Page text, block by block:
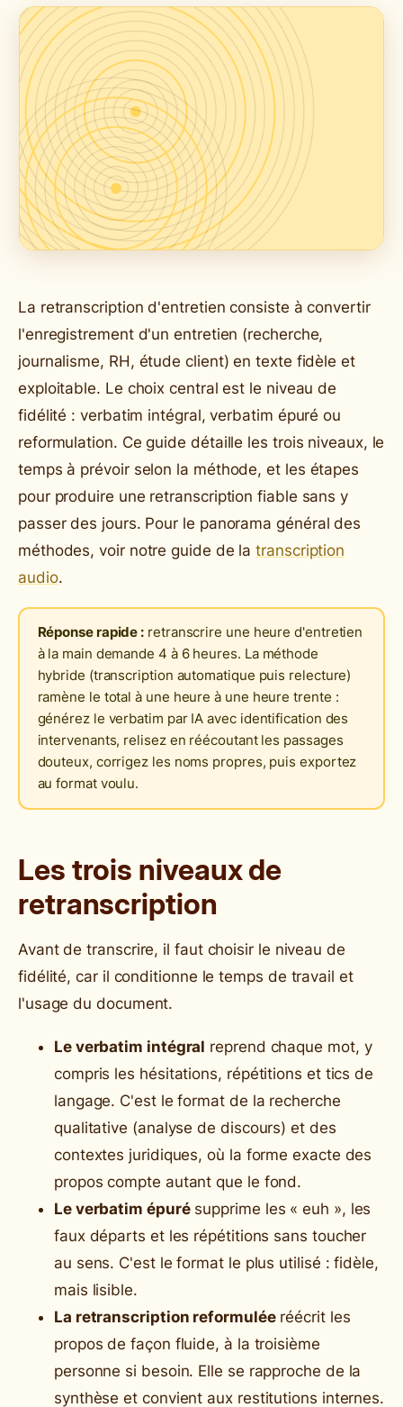
La retranscription d'entretien consiste à convertir
l'enregistrement d'un entretien (recherche,
journalisme, RH, étude client) en texte fidèle et
exploitable. Le choix central est le niveau de
fidélité : verbatim intégral, verbatim épuré ou
reformulation. Ce guide détaille les trois niveaux, le
temps à prévoir selon la méthode, et les étapes
pour produire une retranscription fiable sans y
passer des jours. Pour le panorama général des
méthodes, voir notre guide de latranscription
audio.
Réponse rapide : retranscrire une heure d'entretien
à la main demande 4 à 6 heures. La méthode
hybride (transcription automatique puis relecture)
ramène le total à une heure à une heure trente :
générez le verbatim par IA avec identification des
intervenants, relisez en réécoutant les passages
douteux, corrigez les noms propres, puis exportez
au format voulu.
Les trois niveaux de
retranscription
Avant de transcrire, il faut choisir le niveau de
fidélité, car il conditionne le temps de travail et
l'usage du document.
Le verbatim intégral reprend chaque mot, y
compris les hésitations, répétitions et tics de
langage. C'est le format de la recherche
qualitative (analyse de discours) et des
contextes juridiques, où la forme exacte des
propos compte autant que le fond.
Le verbatim épurésupprime les « euh », les
faux départs et les répétitions sans toucher
au sens. C'est le format le plus utilisé : fidèle,
mais lisible.
La retranscription reformuléeréécrit les
propos de façon fluide, à la troisième
personne si besoin. Elle se rapproche de la
synthèse et convient aux restitutions internes.